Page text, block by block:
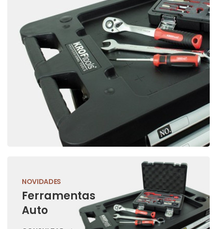
NOVIDADES
Ferramentas
Auto